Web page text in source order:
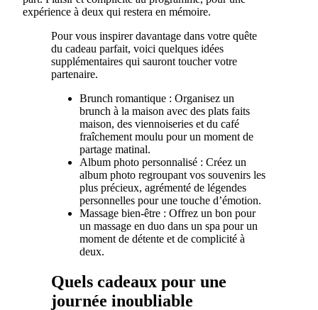
expérience à deux qui restera en mémoire.
Pour vous inspirer davantage dans votre quête
du cadeau parfait, voici quelques idées
supplémentaires qui sauront toucher votre
partenaire.
Brunch romantique : Organisez un
brunch à la maison avec des plats faits
maison, des viennoiseries et du café
fraîchement moulu pour un moment de
partage matinal.
Album photo personnalisé : Créez un
album photo regroupant vos souvenirs les
plus précieux, agrémenté de légendes
personnelles pour une touche d’émotion.
Massage bien-être : Offrez un bon pour
un massage en duo dans un spa pour un
moment de détente et de complicité à
deux.
Quels cadeaux pour une
journée inoubliable